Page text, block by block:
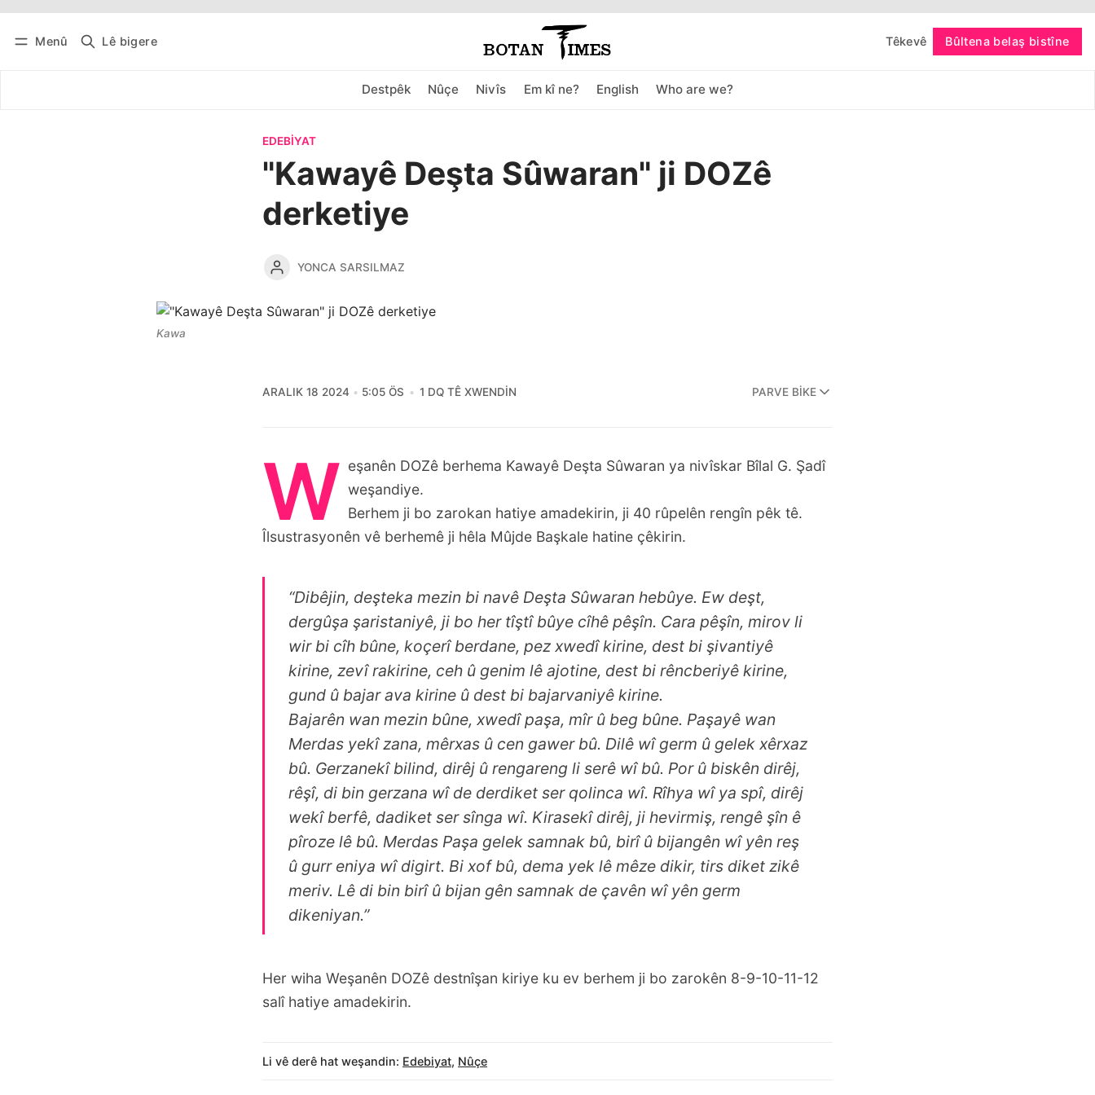
Menû Lê bigere Têkevê Bûltena belaş bistîne
Destpêk Nûçe Nivîs Em kî ne? English Who are we?
Têkevê Bûltena belaş bistîne bişopîne
EDEBIYAT
"Kawayê Deşta Sûwaran" ji DOZê
derketiye
YONCA SARSILMAZ
Kawa
ARALIK 18 2024 5:05 ÖS 1 DQ TÊ XWENDIN PARVE BIKE
W eşanên DOZê berhema Kawayê Deşta Sûwaran ya nivîskar Bîlal G. Şadî
weşandiye.
Berhem ji bo zarokan hatiye amadekirin, ji 40 rûpelên rengîn pêk tê.
Îlsustrasyonên vê berhemê ji hêla Mûjde Başkale hatine çêkirin.
“Dibêjin, deşteka mezin bi navê Deşta Sûwaran hebûye. Ew deşt,
dergûşa şaristaniyê, ji bo her tîştî bûye cîhê pêşîn. Cara pêşîn, mirov li
wir bi cîh bûne, koçerî berdane, pez xwedî kirine, dest bi şivantiyê
kirine, zevî rakirine, ceh û genim lê ajotine, dest bi rêncberiyê kirine,
gund û bajar ava kirine û dest bi bajarvaniyê kirine.
Bajarên wan mezin bûne, xwedî paşa, mîr û beg bûne. Paşayê wan
Merdas yekî zana, mêrxas û cen gawer bû. Dilê wî germ û gelek xêrxaz
bû. Gerzanekî bilind, dirêj û rengareng li serê wî bû. Por û biskên dirêj,
rêşî, di bin gerzana wî de derdiket ser qolinca wî. Rîhya wî ya spî, dirêj
wekî berfê, dadiket ser sînga wî. Kirasekî dirêj, ji hevirmiş, rengê şîn ê
pîroze lê bû. Merdas Paşa gelek samnak bû, birî û bijangên wî yên reş
û gurr eniya wî digirt. Bi xof bû, dema yek lê mêze dikir, tirs diket zikê
meriv. Lê di bin birî û bijan gên samnak de çavên wî yên germ
dikeniyan.”
Her wiha Weşanên DOZê destnîşan kiriye ku ev berhem ji bo zarokên 8-9-10-11-12
salî hatiye amadekirin.
Li vê derê hat weşandin: Edebiyat, Nûçe